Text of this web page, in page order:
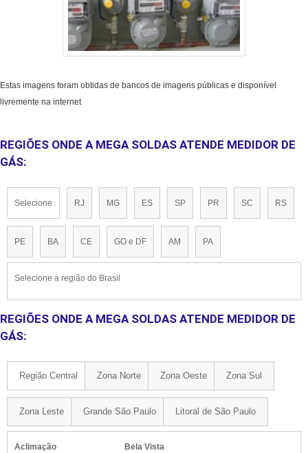
Estas imagens foram obtidas de bancos de imagens públicas e disponível
livremente na internet
REGIÕES ONDE A MEGA SOLDAS ATENDE MEDIDOR DE
GÁS:
Selecione RJ MG ES SP PR SC RS
PE BA CE GO e DF AM PA
Selecione a região do Brasil
REGIÕES ONDE A MEGA SOLDAS ATENDE MEDIDOR DE
GÁS:
Região Central Zona Norte Zona Oeste Zona Sul
Zona Leste Grande São Paulo Litoral de São Paulo
Aclimação
Bela Vista